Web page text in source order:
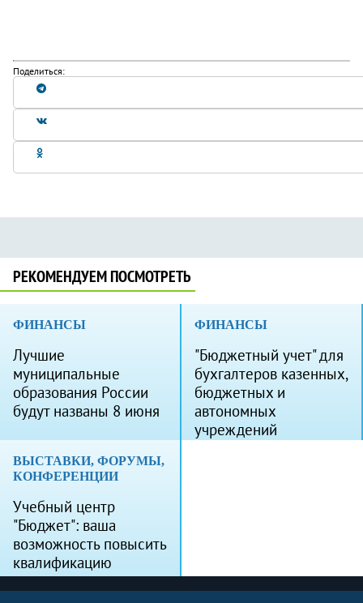
Поделиться:
РЕКОМЕНДУЕМ ПОСМОТРЕТЬ
ФИНАНСЫ
Лучшие
муниципальные
образования России
будут названы 8 июня
ФИНАНСЫ
"Бюджетный учет" для
бухгалтеров казенных,
бюджетных и
автономных
учреждений
ВЫСТАВКИ, ФОРУМЫ,
КОНФЕРЕНЦИИ
Учебный центр
"Бюджет": ваша
возможность повысить
квалификацию